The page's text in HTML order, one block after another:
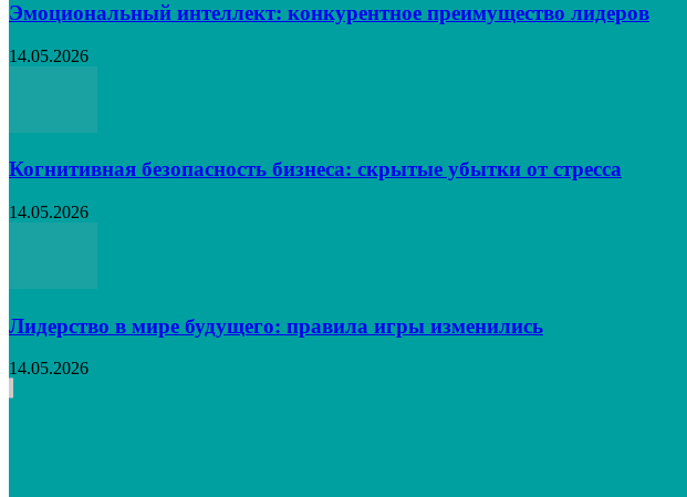
Эмоциональный интеллект: конкурентное преимущество лидеров
14.05.2026
Когнитивная безопасность бизнеса: скрытые убытки от стресса
14.05.2026
Лидерство в мире будущего: правила игры изменились
14.05.2026